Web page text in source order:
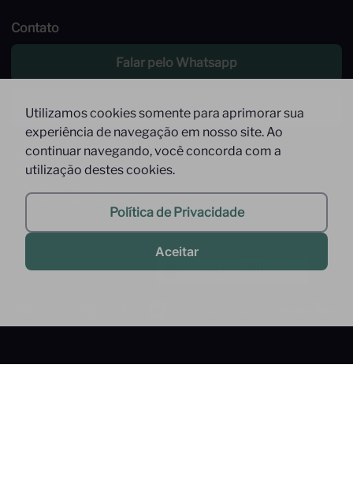
Utilizamos cookies somente para aprimorar sua
experiência de navegação em nosso site. Ao
continuar navegando, você concorda com a
utilização destes cookies.
Política de Privacidade
Aceitar
Contato
Falar pelo Whatsapp
Enviar um email
Atendimento de Segunda à Sexta,
das 09 às 17h
Whatsapp: (11) 9 9278-9369
faleconosco@interfood.com.br
Pague com